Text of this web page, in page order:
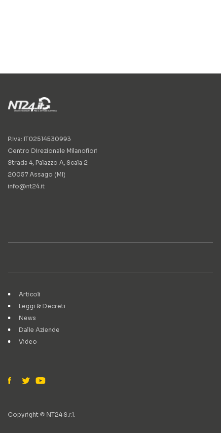
P.Iva: IT02514530993
Centro Direzionale Milanofiori
Strada 4, Palazzo A, Scala 2
20057 Assago (MI)
info@nt24.it
Articoli
Leggi & Decreti
News
Dalle Aziende
Video
Copyright © NT24 S.r.l.